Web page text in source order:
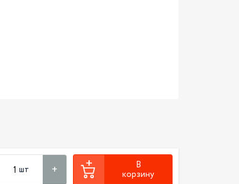
шт
В
корзину